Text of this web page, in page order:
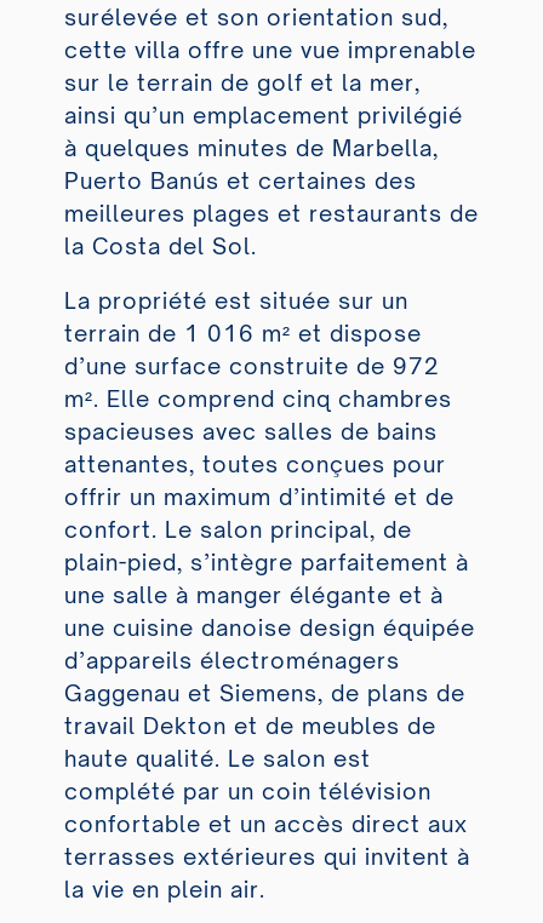
surélevée et son orientation sud,
cette villa offre une vue imprenable
sur le terrain de golf et la mer,
ainsi qu’un emplacement privilégié
à quelques minutes de Marbella,
Puerto Banús et certaines des
meilleures plages et restaurants de
la Costa del Sol.
La propriété est située sur un
terrain de 1 016 m² et dispose
d’une surface construite de 972
m². Elle comprend cinq chambres
spacieuses avec salles de bains
attenantes, toutes conçues pour
offrir un maximum d’intimité et de
confort. Le salon principal, de
plain-pied, s’intègre parfaitement à
une salle à manger élégante et à
une cuisine danoise design équipée
d’appareils électroménagers
Gaggenau et Siemens, de plans de
travail Dekton et de meubles de
haute qualité. Le salon est
complété par un coin télévision
confortable et un accès direct aux
terrasses extérieures qui invitent à
la vie en plein air.